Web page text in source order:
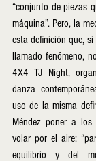
“conjunto de piezas
máquina”. Pero, la
esta definición que,
llamado fenómeno,
4X4 TJ Night,
danza
uso de la misma
Méndez poner a
volar por el aire:
equilibrio y del